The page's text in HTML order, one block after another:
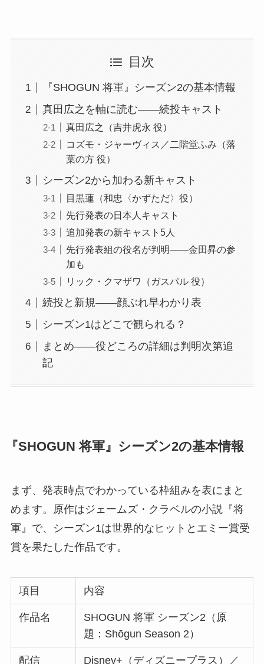
目次
『SHOGUN 将軍』シーズン2の基本情報
真田広之を軸に読む——続投キャスト
真田広之（吉井虎永 役）
コズモ・ジャーヴィス／二階堂ふみ（落
葉の方 役）
シーズン2から加わる新キャスト
目黒蓮（和忠〈かずただ〉役）
先行発表の日本人キャスト
追加発表の新キャスト5人
先行発表組の役名が判明——金田昇の参
加も
リック・クマザワ（ガスパル 役）
続投と新規——顔ぶれ早わかり表
シーズン1はどこで観られる？
まとめ——役どころの詳細は判明次第追
記
『SHOGUN 将軍』シーズン2の基本情報
まず、発表時点でわかっている枠組みを表にまと
めます。原作はジェームズ・クラベルの小説『将
軍』で、シーズン1は世界的なヒットとエミー賞受
賞を果たした作品です。
項目 内容
作品名
SHOGUN 将軍 シーズン2（原
題：Shōgun Season 2）
配信 Disney+（ディズニープラス）／